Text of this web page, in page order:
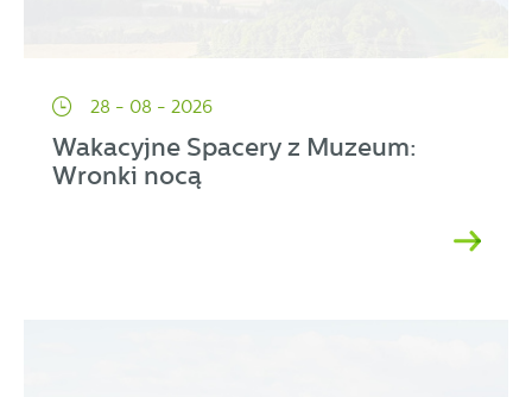
28 - 08 - 2026
Wakacyjne Spacery z Muzeum:
Wronki nocą